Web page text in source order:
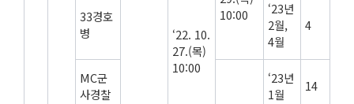
‘22. 10.
27.(목)
10:00
10:00
33경호
병
‘23년
2월,
4월
4
MC군
사경찰
‘23년
1월
14